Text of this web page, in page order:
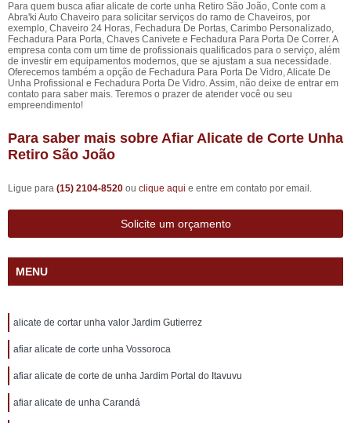
Para quem busca afiar alicate de corte unha Retiro São João, Conte com a
Abra'ki Auto Chaveiro para solicitar serviços do ramo de Chaveiros, por
exemplo, Chaveiro 24 Horas, Fechadura De Portas, Carimbo Personalizado,
Fechadura Para Porta, Chaves Canivete e Fechadura Para Porta De Correr. A
empresa conta com um time de profissionais qualificados para o serviço, além
de investir em equipamentos modernos, que se ajustam a sua necessidade.
Oferecemos também a opção de Fechadura Para Porta De Vidro, Alicate De
Unha Profissional e Fechadura Porta De Vidro. Assim, não deixe de entrar em
contato para saber mais. Teremos o prazer de atender você ou seu
empreendimento!
Para saber mais sobre Afiar Alicate de Corte Unha
Retiro São João
Ligue para (15) 2104-8520 ou clique aqui e entre em contato por email.
Solicite um orçamento
MENU
alicate de cortar unha valor Jardim Gutierrez
afiar alicate de corte unha Vossoroca
afiar alicate de corte de unha Jardim Portal do Itavuvu
afiar alicate de unha Carandá